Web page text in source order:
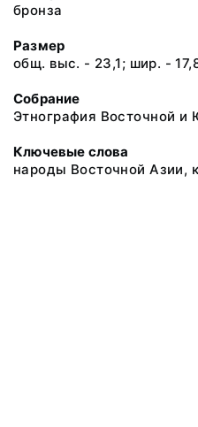
бронза
Размер
общ. выс. - 23,1; шир. -
Собрание
Этнография Восточной и
Ключевые слова
народы Восточной Азии,